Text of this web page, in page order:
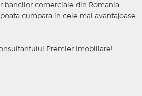
bancilor comerciale din Romania.
cumpara in cele mai avantajoase
Premier Imobiliare!